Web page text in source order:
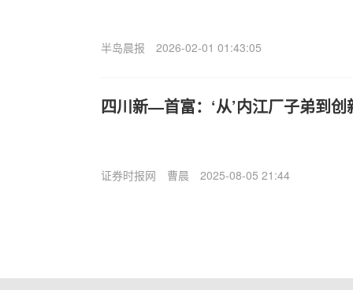
半岛晨报 2026-02-01 01:43:05
四川新—首富：‘从’内江厂子弟到
证券时报网 曹晨 2025-08-05 21:44